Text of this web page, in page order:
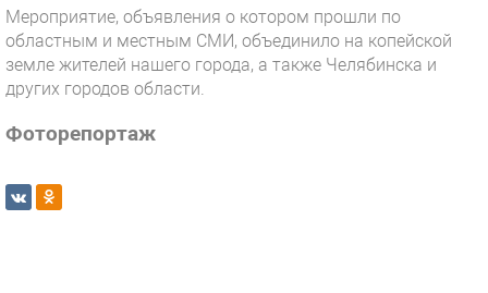
Мероприятие, объявления о котором прошли по
областным и местным СМИ, объединило на копейской
земле жителей нашего города, а также Челябинска и
других городов области.
Фоторепортаж